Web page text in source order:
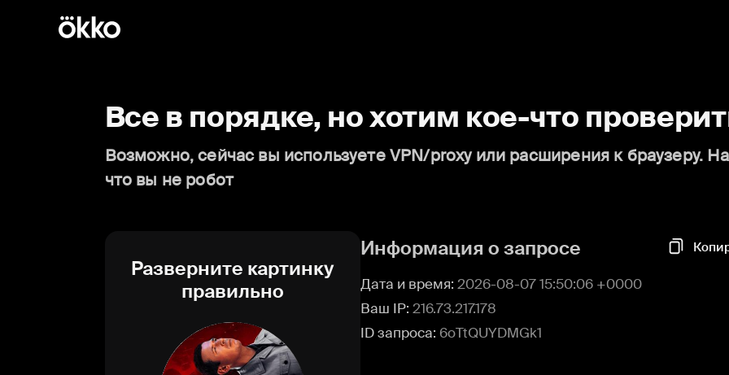
Все в порядке, но хотим кое-что
Возможно, сейчас вы используете VPN/proxy или расширения к браузеру.
что вы не робот
Разверните картинку
правильно
Информация о запросе
Дата и время: 2026-08-07 15:50:06 +0000
Ваш IP: 216.73.217.178
ID запроса: 6oTtQUYDMGk1